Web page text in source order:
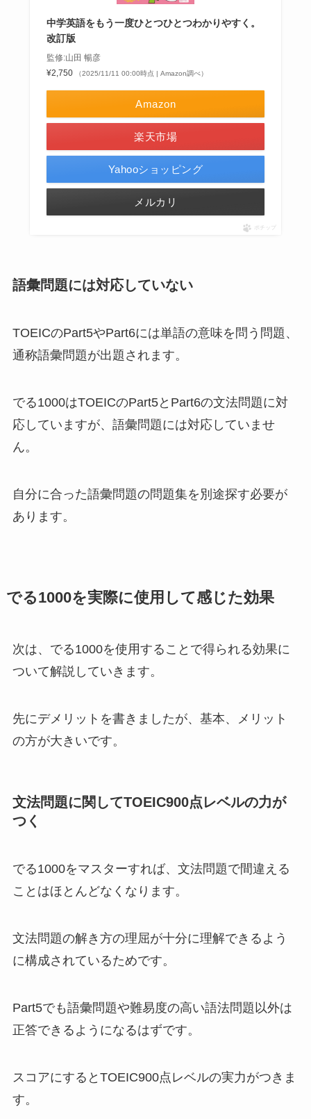
中学英語をもう一度ひとつひとつわかりやすく。
改訂版
監修:山田 暢彦
¥2,750
（2025/11/11 00:00時点 | Amazon調べ）
Amazon
楽天市場
Yahooショッピング
メルカリ
ポチップ
語彙問題には対応していない
TOEICのPart5やPart6には単語の意味を問う問題、
通称語彙問題が出題されます。
でる1000はTOEICのPart5とPart6の文法問題に対
応していますが、語彙問題には対応していませ
ん。
自分に合った語彙問題の問題集を別途探す必要が
あります。
でる1000を実際に使用して感じた効果
次は、でる1000を使用することで得られる効果に
ついて解説していきます。
先にデメリットを書きましたが、基本、メリット
の方が大きいです。
文法問題に関してTOEIC900点レベルの力が
つく
でる1000をマスターすれば、文法問題で間違える
ことはほとんどなくなります。
文法問題の解き方の理屈が十分に理解できるよう
に構成されているためです。
Part5でも語彙問題や難易度の高い語法問題以外は
正答できるようになるはずです。
スコアにするとTOEIC900点レベルの実力がつきま
す。